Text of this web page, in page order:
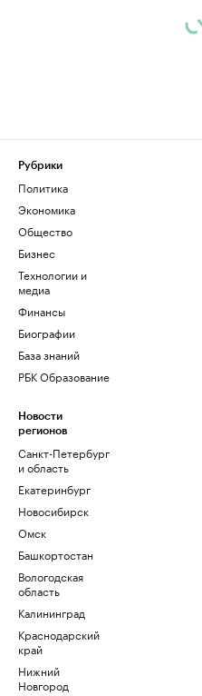
Рубрики
Политика
Экономика
Общество
Бизнес
Технологии и
медиа
Финансы
Биографии
База знаний
РБК Образование
Новости
регионов
Санкт-Петербург
и область
Екатеринбург
Новосибирск
Омск
Башкортостан
Вологодская
область
Калининград
Краснодарский
край
Нижний
Новгород